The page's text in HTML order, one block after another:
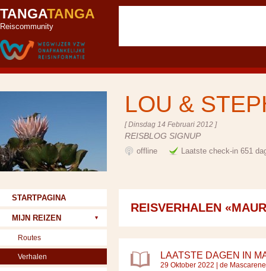
TANGATANGA
Reiscommunity
LOU &
[ Dinsdag 14 Februari 2012 ]
REISBLOG SIGNUP
offline Laatste check-in 651
REISVERHALEN
LAATSTE DAGEN IN
29 Oktober 2022 | de
STARTPAGINA
MIJN REIZEN
Routes
Verhalen